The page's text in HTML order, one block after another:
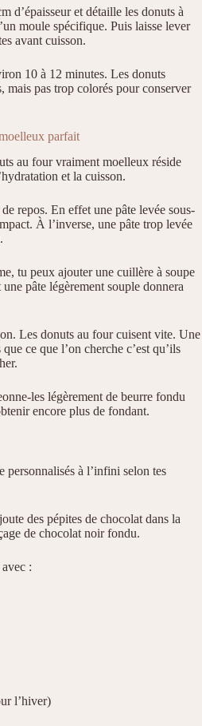
d’épaisseur et détaille les donuts à
moule spécifique. Puis laisse lever
avant cuisson.
10 à 12 minutes. Les donuts
mais pas trop colorés pour conserver
parfait
au four vraiment moelleux réside
et la cuisson.
repos. En effet une pâte levée sous-
À l’inverse, une pâte trop levée
tu peux ajouter une cuillère à soupe
pâte légèrement souple donnera
Les donuts au four cuisent vite. Une
ce que l’on cherche c’est qu’ils
les légèrement de beurre fondu
encore plus de fondant.
personnalisés à l’infini selon tes
des pépites de chocolat dans la
de chocolat noir fondu.
:
l’hiver)